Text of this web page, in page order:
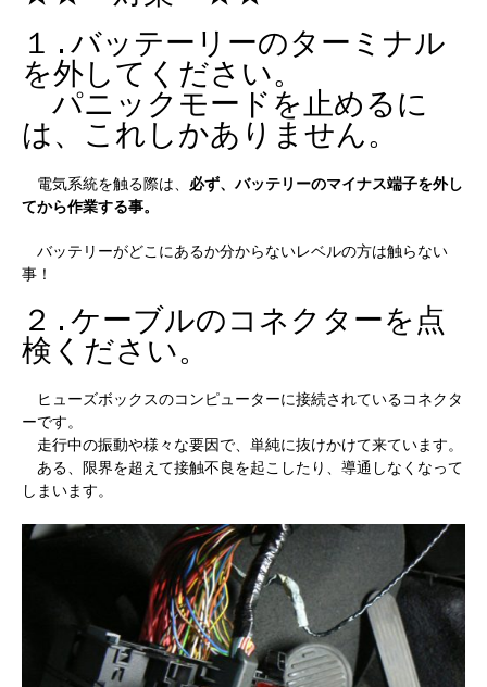
１.バッテーリーのターミナル
を外してください。
パニックモードを止めるに
は、これしかありません。
電気系統を触る際は、 必ず、バッテリーのマイナス端子を外し
てから作業する事。
バッテリーがどこにあるか分からないレベルの方は触らない
事！
２.ケーブルのコネクターを点
検ください。
ヒューズボックスのコンピューターに接続されているコネクタ
ーです。
走行中の振動や様々な要因で、単純に抜けかけて来ています。
ある、限界を超えて接触不良を起こしたり、導通しなくなって
しまいます。